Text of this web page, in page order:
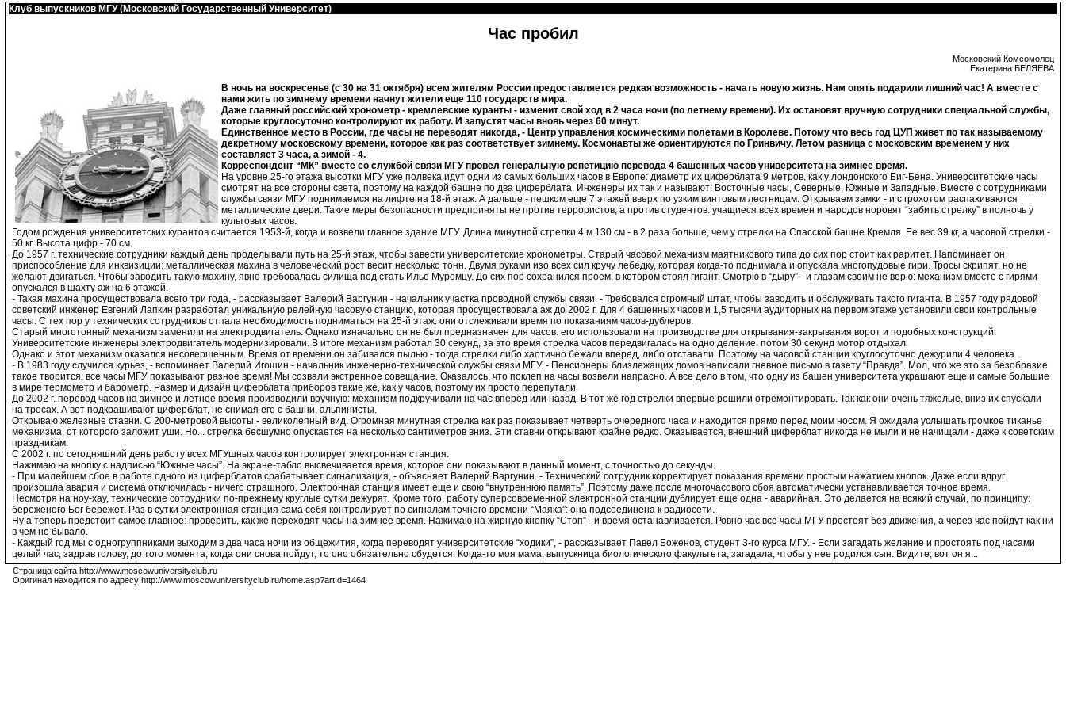
Клуб выпускников МГУ (Московский Государственный Университет)
Час пробил
Московский Комсомолец
Екатерина БЕЛЯЕВА
В ночь на воскресенье (с 30 на 31 октября) всем жителям России предоставляется редкая возможность - начать новую жизнь. Нам опять подарили лишний час! А вместе с
нами жить по зимнему времени начнут жители еще 110 государств мира.
Даже главный российский хронометр - кремлевские куранты - изменит свой ход в 2 часа ночи (по летнему времени). Их остановят вручную сотрудники специальной службы,
которые круглосуточно контролируют их работу. И запустят часы вновь через 60 минут.
Единственное место в России, где часы не переводят никогда, - Центр управления космическими полетами в Королеве. Потому что весь год ЦУП живет по так называемому
декретному московскому времени, которое как раз соответствует зимнему. Космонавты же ориентируются по Гринвичу. Летом разница с московским временем у них
составляет 3 часа, а зимой - 4.
Корреспондент “МК” вместе со службой связи МГУ провел генеральную репетицию перевода 4 башенных часов университета на зимнее время.
На уровне 25-го этажа высотки МГУ уже полвека идут одни из самых больших часов в Европе: диаметр их циферблата 9 метров, как у лондонского Биг-Бена. Университетские часы
смотрят на все стороны света, поэтому на каждой башне по два циферблата. Инженеры их так и называют: Восточные часы, Северные, Южные и Западные. Вместе с сотрудниками
службы связи МГУ поднимаемся на лифте на 18-й этаж. А дальше - пешком еще 7 этажей вверх по узким винтовым лестницам. Открываем замки - и с грохотом распахиваются
металлические двери. Такие меры безопасности предприняты не против террористов, а против студентов: учащиеся всех времен и народов норовят “забить стрелку” в полночь у
культовых часов.
Годом рождения университетских курантов считается 1953-й, когда и возвели главное здание МГУ. Длина минутной стрелки 4 м 130 см - в 2 раза больше, чем у стрелки на Спасской башне Кремля. Ее вес 39 кг, а часовой стрелки -
50 кг. Высота цифр - 70 см.
До 1957 г. технические сотрудники каждый день проделывали путь на 25-й этаж, чтобы завести университетские хронометры. Старый часовой механизм маятникового типа до сих пор стоит как раритет. Напоминает он
приспособление для инквизиции: металлическая махина в человеческий рост весит несколько тонн. Двумя руками изо всех сил кручу лебедку, которая когда-то поднимала и опускала многопудовые гири. Тросы скрипят, но не
желают двигаться. Чтобы заводить такую махину, явно требовалась силища под стать Илье Муромцу. До сих пор сохранился проем, в котором стоял гигант. Смотрю в “дыру” - и глазам своим не верю: механизм вместе с гирями
опускался в шахту аж на 6 этажей.
- Такая махина просуществовала всего три года, - рассказывает Валерий Варгунин - начальник участка проводной службы связи. - Требовался огромный штат, чтобы заводить и обслуживать такого гиганта. В 1957 году рядовой
советский инженер Евгений Лапкин разработал уникальную релейную часовую станцию, которая просуществовала аж до 2002 г. Для 4 башенных часов и 1,5 тысячи аудиторных на первом этаже установили свои контрольные
часы. С тех пор у технических сотрудников отпала необходимость подниматься на 25-й этаж: они отслеживали время по показаниям часов-дублеров.
Старый многотонный механизм заменили на электродвигатель. Однако изначально он не был предназначен для часов: его использовали на производстве для открывания-закрывания ворот и подобных конструкций.
Университетские инженеры электродвигатель модернизировали. В итоге механизм работал 30 секунд, за это время стрелка часов передвигалась на одно деление, потом 30 секунд мотор отдыхал.
Однако и этот механизм оказался несовершенным. Время от времени он забивался пылью - тогда стрелки либо хаотично бежали вперед, либо отставали. Поэтому на часовой станции круглосуточно дежурили 4 человека.
- В 1983 году случился курьез, - вспоминает Валерий Игошин - начальник инженерно-технической службы связи МГУ. - Пенсионеры близлежащих домов написали гневное письмо в газету “Правда”. Мол, что же это за безобразие
такое творится: все часы МГУ показывают разное время! Мы созвали экстренное совещание. Оказалось, что поклеп на часы возвели напрасно. А все дело в том, что одну из башен университета украшают еще и самые большие
в мире термометр и барометр. Размер и дизайн циферблата приборов такие же, как у часов, поэтому их просто перепутали.
До 2002 г. перевод часов на зимнее и летнее время производили вручную: механизм подкручивали на час вперед или назад. В тот же год стрелки впервые решили отремонтировать. Так как они очень тяжелые, вниз их спускали
на тросах. А вот подкрашивают циферблат, не снимая его с башни, альпинисты.
Открываю железные ставни. С 200-метровой высоты - великолепный вид. Огромная минутная стрелка как раз показывает четверть очередного часа и находится прямо перед моим носом. Я ожидала услышать громкое тиканье
механизма, от которого заложит уши. Но... стрелка бесшумно опускается на несколько сантиметров вниз. Эти ставни открывают крайне редко. Оказывается, внешний циферблат никогда не мыли и не начищали - даже к советским
праздникам.
С 2002 г. по сегодняшний день работу всех МГУшных часов контролирует электронная станция.
Нажимаю на кнопку с надписью “Южные часы”. На экране-табло высвечивается время, которое они показывают в данный момент, с точностью до секунды.
- При малейшем сбое в работе одного из циферблатов срабатывает сигнализация, - объясняет Валерий Варгунин. - Технический сотрудник корректирует показания времени простым нажатием кнопок. Даже если вдруг
произошла авария и система отключилась - ничего страшного. Электронная станция имеет еще и свою “внутреннюю память”. Поэтому даже после многочасового сбоя автоматически устанавливается точное время.
Несмотря на ноу-хау, технические сотрудники по-прежнему круглые сутки дежурят. Кроме того, работу суперсовременной электронной станции дублирует еще одна - аварийная. Это делается на всякий случай, по принципу:
береженого Бог бережет. Раз в сутки электронная станция сама себя контролирует по сигналам точного времени “Маяка”: она подсоединена к радиосети.
Ну а теперь предстоит самое главное: проверить, как же переходят часы на зимнее время. Нажимаю на жирную кнопку “Стоп” - и время останавливается. Ровно час все часы МГУ простоят без движения, а через час пойдут как ни
в чем не бывало.
- Каждый год мы с одногруппниками выходим в два часа ночи из общежития, когда переводят университетские “ходики”, - рассказывает Павел Боженов, студент 3-го курса МГУ. - Если загадать желание и простоять под часами
целый час, задрав голову, до того момента, когда они снова пойдут, то оно обязательно сбудется. Когда-то моя мама, выпускница биологического факультета, загадала, чтобы у нее родился сын. Видите, вот он я...
Страница сайта http://www.moscowuniversityclub.ru
Оригинал находится по адресу http://www.moscowuniversityclub.ru/home.asp?artId=1464